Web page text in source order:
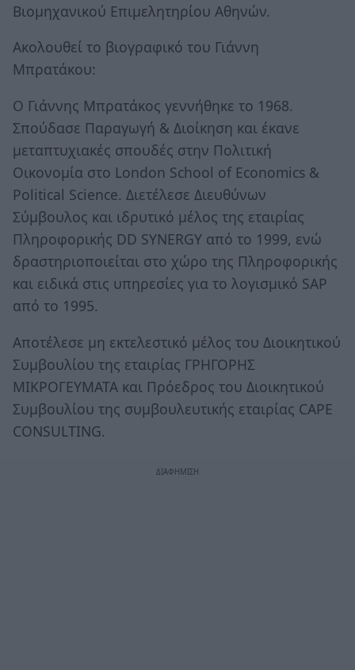
Βιομηχανικού Επιμελητηρίου Αθηνών.
Ακολουθεί το βιογραφικό του Γιάννη
Μπρατάκου:
Ο Γιάννης Μπρατάκος γεννήθηκε το 1968.
Σπούδασε Παραγωγή & Διοίκηση και έκανε
μεταπτυχιακές σπουδές στην Πολιτική
Οικονομία στο London School of Economics &
Political Science. Διετέλεσε Διευθύνων
Σύμβουλος και ιδρυτικό μέλος της εταιρίας
Πληροφορικής DD SYNERGY από το 1999, ενώ
δραστηριοποιείται στο χώρο της Πληροφορικής
και ειδικά στις υπηρεσίες για το λογισμικό SAP
από το 1995.
Αποτέλεσε μη εκτελεστικό μέλος του Διοικητικού
Συμβουλίου της εταιρίας ΓΡΗΓΟΡΗΣ
ΜΙΚΡΟΓΕΥΜΑΤΑ και Πρόεδρος του Διοικητικού
Συμβουλίου της συμβουλευτικής εταιρίας CAPE
CONSULTING.